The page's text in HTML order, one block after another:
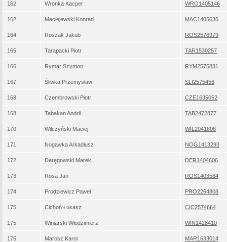
162 Wronka Kacper WRO1405146
162 Maciejewski Konrad MAC1405636
164 Roszak Jakub ROS2576979
165 Tarapacki Piotr TAR1530257
166 Rymar Szymon RYM2575831
167 Śliwka Przemysław SLI2575456
168 Czembrowski Piotr CZE1635052
168 Tabakan Andrii TAB2472877
170 Wilczyński Maciej WIL2041806
171 Nogawka Arkadiusz NOG1413293
172 Deręgowski Marek DER1404606
173 Rosa Jan ROS1403584
174 Prodziewicz Paweł PRO2264808
175 Cichoń Łukasz CIC2574664
175 Winiarski Włodzimierz WIN1428410
175 Marosz Karol MAR1633014